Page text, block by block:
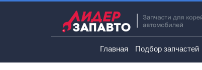
Главная Подбор запчастей